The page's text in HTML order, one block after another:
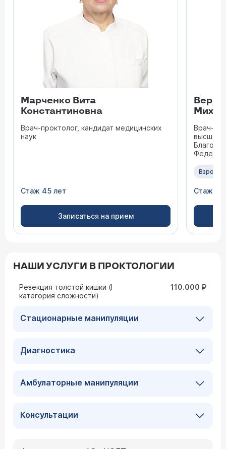
Марченко Вита
Константиновна
Врач-проктолог, кандидат медицинских
наук
Стаж 45 лет
Записаться на прием
Врач-
высшая
(РОХ),
(АОР),
России,
Стаж 20
НАШИ УСЛУГИ В ПРОКТОЛОГИИ
Резекция толстой кишки (I
категория сложности)
110.000 ₽
Стационарные манипуляции
Диагностика
Амбулаторные манипуляции
Консультации